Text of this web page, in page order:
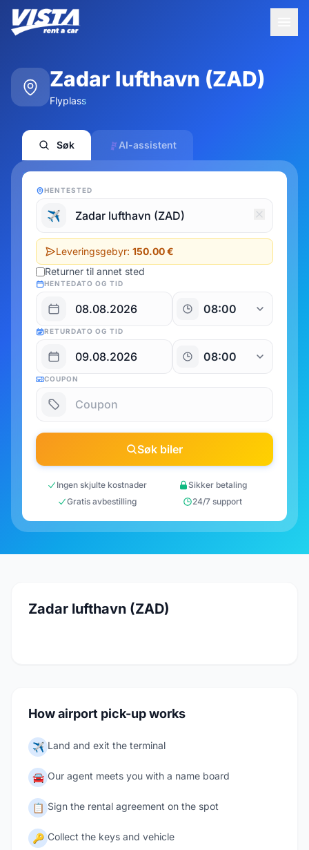
Zadar lufthavn (ZAD)
Flyplass
Søk AI-assistent
HENTESTED
✈️
Leveringsgebyr: 150.00 €
Returner til annet sted
HENTEDATO OG TID
RETURDATO OG TID
COUPON
Søk biler
Ingen skjulte kostnader
Sikker betaling
Gratis avbestilling
24/7 support
Zadar lufthavn (ZAD)
How airport pick-up works
✈️ Land and exit the terminal
🚘 Our agent meets you with a name board
📋 Sign the rental agreement on the spot
🔑 Collect the keys and vehicle